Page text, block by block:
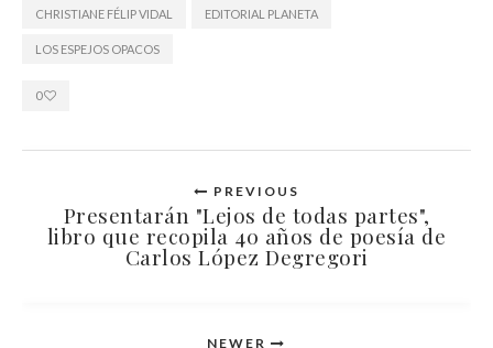
CHRISTIANE FÉLIP VIDAL EDITORIAL PLANETA
LOS ESPEJOS OPACOS
0
PREVIOUS
Presentarán "Lejos de todas partes",
libro que recopila 40 años de poesía de
Carlos López Degregori
NEWER